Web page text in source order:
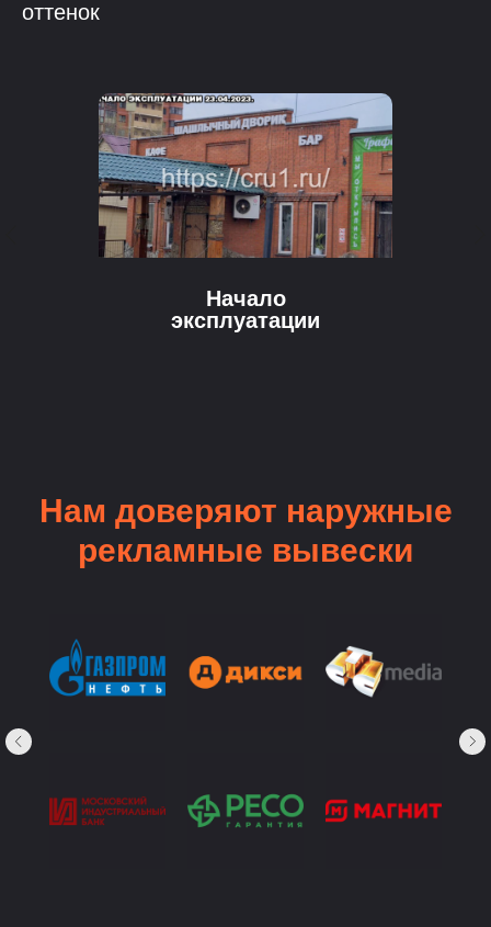
оттенок
Начало
эксплуатации
Нам доверяют наружные
рекламные вывески